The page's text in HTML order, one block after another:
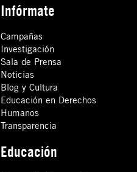
Infórmate
Campañas
Investigación
Sala de Prensa
Noticias
Blog y Cultura
Educación en Derechos
Humanos
Transparencia
Educación